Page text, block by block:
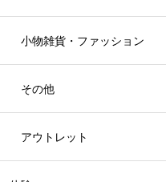
小物雑貨・ファッション
その他
アウトレット